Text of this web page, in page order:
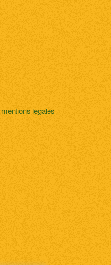
légales